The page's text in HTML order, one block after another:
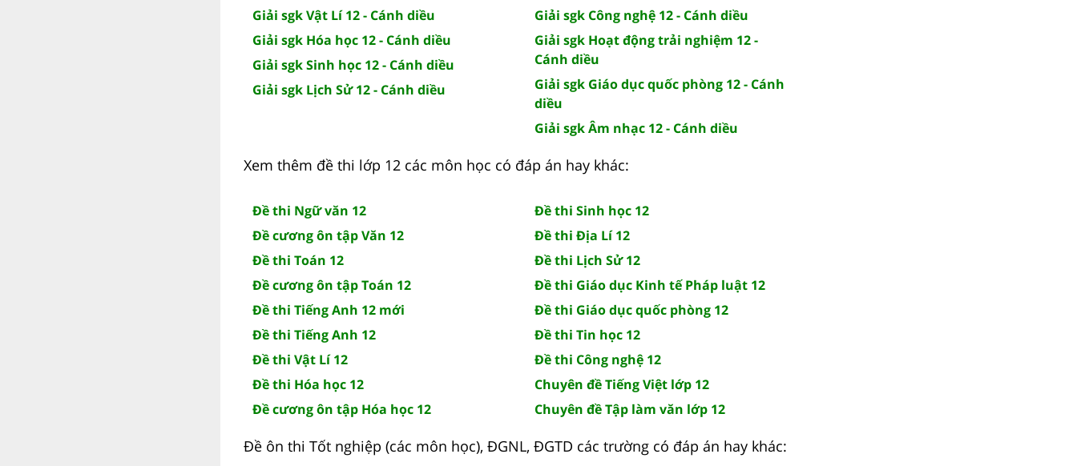
Giải sgk Vật Lí 12 - Cánh diều
Giải sgk Hóa học 12 - Cánh diều
Giải sgk Sinh học 12 - Cánh diều
Giải sgk Lịch Sử 12 - Cánh diều
Giải sgk Công nghệ 12 - Cánh diều
Giải sgk Hoạt động trải nghiệm 12 -
Cánh diều
Giải sgk Giáo dục quốc phòng 12 - Cánh
diều
Giải sgk Âm nhạc 12 - Cánh diều
Xem thêm đề thi lớp 12 các môn học có đáp án hay khác:
Đề thi Ngữ văn 12
Đề cương ôn tập Văn 12
Đề thi Toán 12
Đề cương ôn tập Toán 12
Đề thi Tiếng Anh 12 mới
Đề thi Tiếng Anh 12
Đề thi Vật Lí 12
Đề thi Hóa học 12
Đề cương ôn tập Hóa học 12
Đề thi Sinh học 12
Đề thi Địa Lí 12
Đề thi Lịch Sử 12
Đề thi Giáo dục Kinh tế Pháp luật 12
Đề thi Giáo dục quốc phòng 12
Đề thi Tin học 12
Đề thi Công nghệ 12
Chuyên đề Tiếng Việt lớp 12
Chuyên đề Tập làm văn lớp 12
Đề ôn thi Tốt nghiệp (các môn học), ĐGNL, ĐGTD các trường có đáp án hay khác: